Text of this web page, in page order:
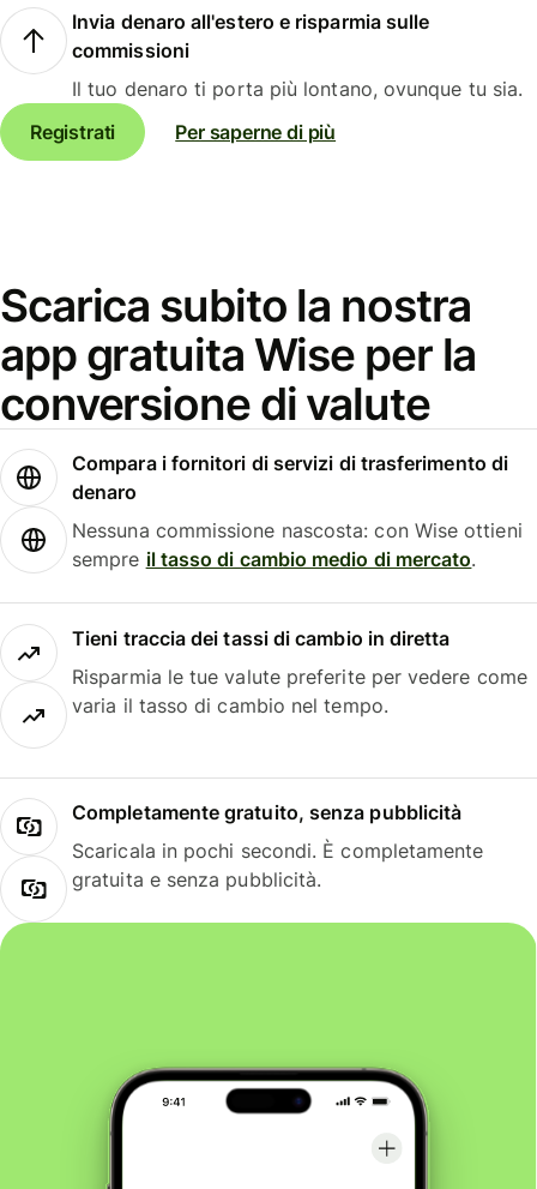
Invia denaro all'estero e risparmia sulle
commissioni
Il tuo denaro ti porta più lontano, ovunque tu sia.
Registrati
Per saperne di più
Scarica subito la nostra
app gratuita Wise per la
conversione di valute
Compara i fornitori di servizi di trasferimento di
denaro
Nessuna commissione nascosta: con Wise ottieni
sempre il tasso di cambio medio di mercato.
Tieni traccia dei tassi di cambio in diretta
Risparmia le tue valute preferite per vedere come
varia il tasso di cambio nel tempo.
Completamente gratuito, senza pubblicità
Scaricala in pochi secondi. È completamente
gratuita e senza pubblicità.